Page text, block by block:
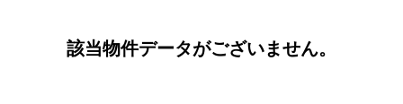
該当物件データがございません。